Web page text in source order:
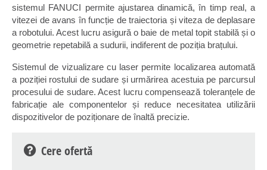
sistemul FANUCI permite ajustarea dinamică, în timp real, a
vitezei de avans în funcție de traiectoria și viteza de deplasare
a robotului. Acest lucru asigură o baie de metal topit stabilă și o
geometrie repetabilă a sudurii, indiferent de poziția brațului.
Sistemul de vizualizare cu laser permite localizarea automată
a poziției rostului de sudare și urmărirea acestuia pe parcursul
procesului de sudare. Acest lucru compensează toleranțele de
fabricație ale componentelor și reduce necesitatea utilizării
dispozitivelor de poziționare de înaltă precizie.
Cere ofertă